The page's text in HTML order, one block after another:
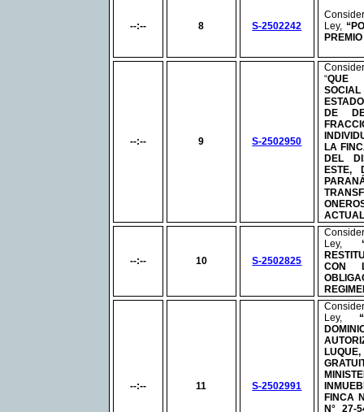
--:-- 8 S-2502242
Ley,
--:-- 9 S-2502950
“QUE
DE
LA
DEL
ESTE,
--:-- 10 S-2502825
Ley,
CON
--:-- 11 S-2502991
Ley,
FINCA
N° 27-